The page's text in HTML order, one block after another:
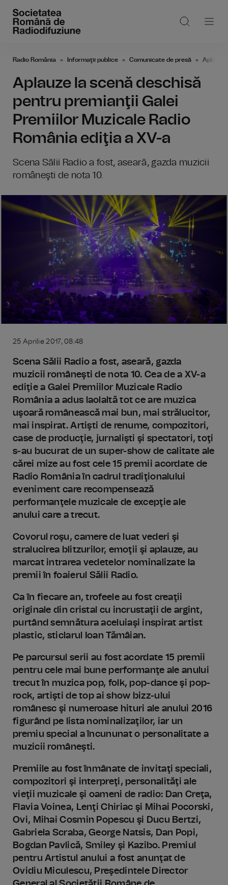
Radio România Informaţii publice Comunicate de presă Aplauze
Aplauze la scenă deschisă
pentru premianţii Galei
Premiilor Muzicale Radio
România ediţia a XV-a
Scena Sălii Radio a fost, aseară, gazda muzicii
româneşti de nota 10.
25 Aprilie 2017, 08:48
Scena Sălii Radio a fost, aseară, gazda
muzicii româneşti de nota 10. Cea de a XV-a
ediţie a Galei Premiilor Muzicale Radio
România a adus laolaltă tot ce are muzica
uşoară românească mai bun, mai strălucitor,
mai inspirat. Artişti de renume, compozitori,
case de producţie, jurnalişti şi spectatori, toţi
s-au bucurat de un super-show de calitate ale
cărei mize au fost cele 15 premii acordate de
Radio România în cadrul tradiţionalului
eveniment care recompensează
performanţele muzicale de excepţie ale
anului care a trecut.
Covorul roşu, camere de luat vederi şi
stralucirea blitzurilor, emoţii şi aplauze, au
marcat intrarea vedetelor nominalizate la
premii în foaierul Sălii Radio.
Ca în fiecare an, trofeele au fost creaţii
originale din cristal cu incrustaţii de argint,
purtând semnătura aceluiaşi inspirat artist
plastic, sticlarul Ioan Tămâian.
Pe parcursul serii au fost acordate 15 premii
pentru cele mai bune performanţe ale anului
trecut în muzica pop, folk, pop-dance şi pop-
rock, artişti de top ai show bizz-ului
românesc şi numeroase hituri ale anului 2016
figurând pe lista nominalizaţilor, iar un
premiu special a încununat o personalitate a
muzicii româneşti.
Premiile au fost înmânate de invitaţi speciali,
compozitori şi interpreţi, personalităţi ale
vieţii muzicale şi oameni de radio: Dan Creţa,
Flavia Voinea, Lenţi Chiriac şi Mihai Pocorski,
Ovi, Mihai Cosmin Popescu şi Ducu Bertzi,
Gabriela Scraba, George Natsis, Dan Popi,
Bogdan Pavlică, Smiley şi Kazibo. Premiul
pentru Artistul anului a fost anunţat de
Ovidiu Miculescu, Preşedintele Director